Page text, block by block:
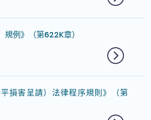
規例》（第622K章）
平損害呈請）法律程序規則》（第